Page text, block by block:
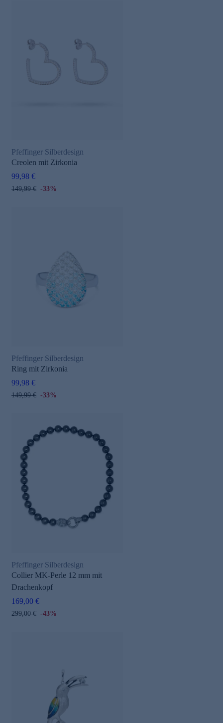
Pfeffinger Silberdesign
Creolen mit Zirkonia
99,98 €
149,99 € -33%
Pfeffinger Silberdesign
Ring mit Zirkonia
99,98 €
149,99 € -33%
Pfeffinger Silberdesign
Collier MK-Perle 12 mm mit
Drachenkopf
169,00 €
299,00 € -43%